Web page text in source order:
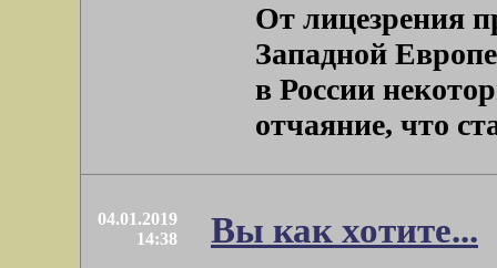
От лицезрения
Западной
в России
отчаяние, что
04.01.2019
14:38
Вы как хотите...